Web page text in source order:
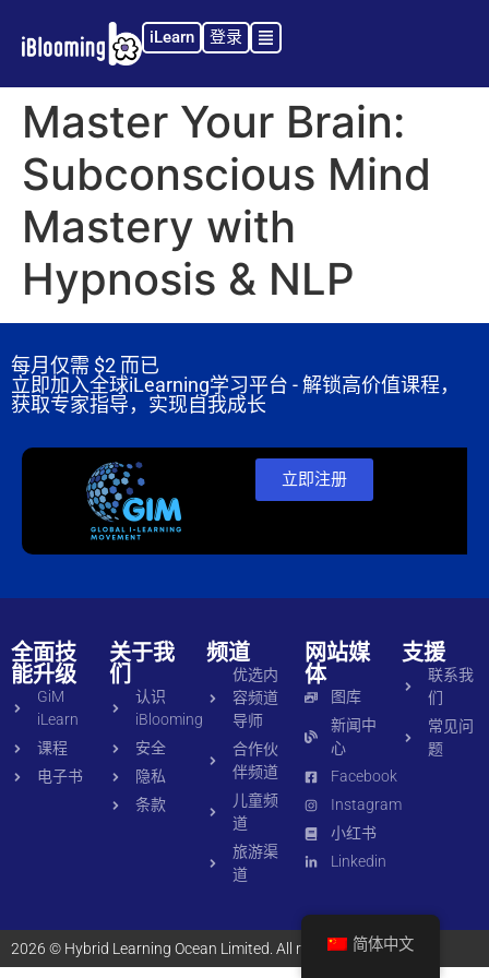
iLearn 登录
Master Your Brain:
Subconscious Mind
Mastery with
Hypnosis & NLP
每月仅需 $2 而已
立即加入全球iLearning学习平台 - 解锁高价值课程，
获取专家指导，实现自我成长
立即注册
全面技
能升级
GiM
iLearn
课程
电子书
关于我
们
认识
iBlooming
安全
隐私
条款
频道
优选内
容频道
导师
合作伙
伴频道
儿童频
道
旅游渠
道
网站媒
体
图库
新闻中
心
Facebook
Instagram
小红书
Linkedin
支援
联系我
们
常见问
题
2026 © Hybrid Learning Ocean Limited. All rights reserved
简体中文